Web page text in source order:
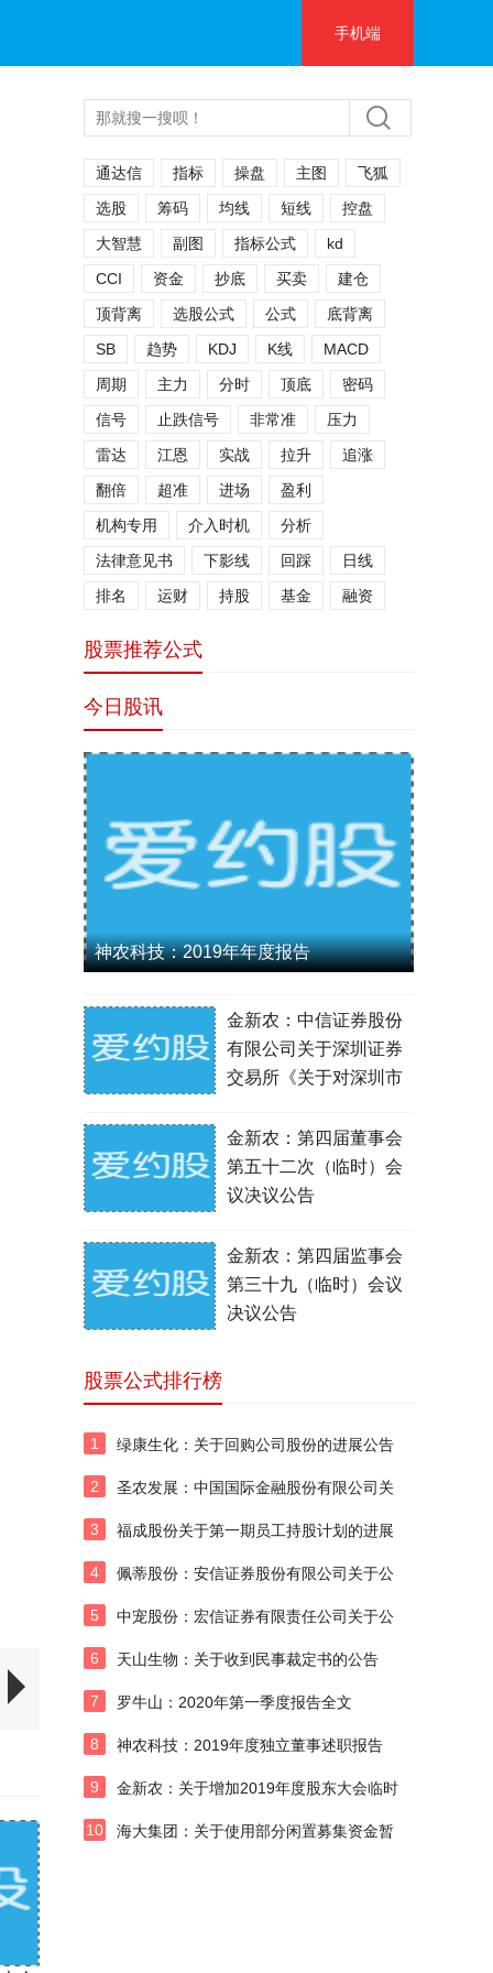
手机端
通达信 指标 操盘 主图
飞狐
选股
筹码 均线 短线
控盘
大智慧
副图 指标公式
kd
CCI
资金 抄底 买卖
建仓
顶背离
选股公式 公式
底背离
SB
趋势 KDJ K线
MACD
周期
主力 分时 顶底
密码
信号
止跌信号 非常准
压力
雷达
江恩 实战 拉升
追涨
翻倍
超准 进场
盈利
机构专用
介入时机
分析
法律意见书
下影线 回踩
日线
排名
运财 持股 基金 融资
股票推荐公式
今日股讯
神农科技：2019年年度报告
金新农：中信证券股份
有限公司关于深圳证券
交易所《关于对深圳市
司的问询函》（中小板
问询函[2020]第49号）
之核查意见
金新农：第四届董事会
第五十二次（临时）会
议决议公告
金新农：第四届监事会
第三十九（临时）会议
决议公告
股票公式排行榜
1 绿康生化：关于回购公司股份的进展公告
2
圣农发展：中国国际金融股份有限公司关
承诺实现情况及资产减值测试情况之核查
3
福成股份关于第一期员工持股计划的进展
4
佩蒂股份：安信证券股份有限公司关于公
意见
5
中宠股份：宏信证券有限责任公司关于公
6
天山生物：关于收到民事裁定书的公告
7 罗牛山：2020年第一季度报告全文
8
神农科技：2019年度独立董事述职报告
9
金新农：关于增加2019年度股东大会临时
次补充通知
10
海大集团：关于使用部分闲置募集资金暂